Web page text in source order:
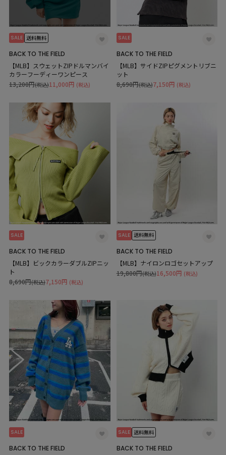
SALE 送料無料
BACK TO THE FIELD
【MLB】スウェットZIPドルマンバイ
カラーフーディーワンピース
11,000円 (税込)
13,200円(税込)
SALE
BACK TO THE FIELD
【MLB】サイドZIPピグメントリブニ
ット
7,150円 (税込)
8,690円(税込)
SALE
BACK TO THE FIELD
【MLB】ビックカラーダブルZIPニッ
ト
7,150円 (税込)
8,690円(税込)
SALE 送料無料
BACK TO THE FIELD
【MLB】ナイロンロゴセットアップ
16,500円 (税込)
19,800円(税込)
SALE
BACK TO THE FIELD
SALE 送料無料
BACK TO THE FIELD